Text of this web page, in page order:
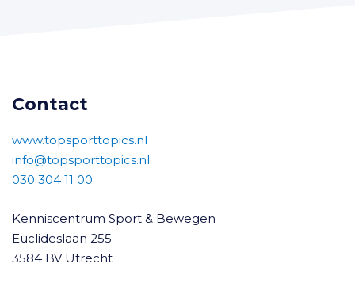
Contact
www.topsporttopics.nl
info@topsporttopics.nl
030 304 11 00
Kenniscentrum Sport & Bewegen
Euclideslaan 255
3584 BV Utrecht